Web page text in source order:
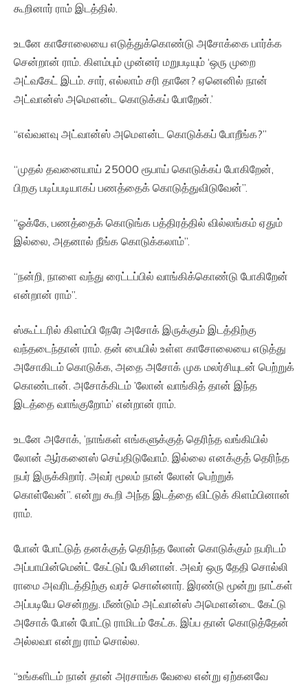
கூறினார் ராம் இடத்தில்.
உடனே காசோலையை எடுத்துக்கொண்டு அசோக்கை பார்க்க
சென்றான் ராம். கிளம்பும் முன்னர் மறுபடியும் ‘ஒரு முறை
அட்வகேட் இடம். சார், எல்லாம் சரி தானே? ஏனெனில் நான்
அட்வான்ஸ் அமௌன்ட கொடுக்கப் போறேன்.’
“எவ்வளவு அட்வான்ஸ் அமௌன்ட கொடுக்கப் போறீங்க?”
“முதல் தவனையாய் 25000 ரூபாய் கொடுக்கப் போகிறேன்,
பிறகு படிப்படியாகப் பணத்தைக் கொடுத்துவிடுவேன்”.
“ஓக்கே, பணத்தைக் கொடுங்க பத்திரத்தில் வில்லங்கம் ஏதும்
இல்லை, அதனால் நீங்க கொடுக்கலாம்”.
“நன்றி, நாளை வந்து ரைட்டப்பில் வாங்கிக்கொண்டு போகிறேன்
என்றான் ராம்”.
ஸ்கூட்டரில் கிளம்பி நேரே அசோக் இருக்கும் இடத்திற்கு
வந்தடைந்தான் ராம். தன் பையில் உள்ள காசோலையை எடுத்து
அசோகிடம் கொடுக்க, அதை அசோக் முக மலர்சியுடன் பெற்றுக்
கொண்டான். அசோக்கிடம் ’லோன் வாங்கித் தான் இந்த
இடத்தை வாங்குறோம்’ என்றான் ராம்.
உடனே அசோக், ’நாங்கள் எங்களுக்குத் தெரிந்த வங்கியில்
லோன் ஆர்கனைஸ் செய்திடுவோம். இல்லை எனக்குத் தெரிந்த
நபர் இருக்கிறார். அவர் மூலம் நான் லோன் பெற்றுக்
கொள்வேன்”. என்று கூறி அந்த இடத்தை விட்டுக் கிளம்பினான்
ராம்.
போன் போட்டுத் தனக்குத் தெரிந்த லோன் கொடுக்கும் நபரிடம்
அப்பாயின்மென்ட் கேட்டுப் பேசினான். அவர் ஒரு தேதி சொல்லி
ராமை அவரிடத்திற்கு வரச் சொன்னார். இரண்டு மூன்று நாட்கள்
அப்படியே சென்றது. மீண்டும் அட்வான்ஸ் அமௌன்டை கேட்டு
அசோக் போன் போட்டு ராமிடம் கேட்க. இப்ப தான் கொடுத்தேன்
அல்லவா என்று ராம் சொல்ல.
“உங்களிடம் நான் தான் அரசாங்க வேலை என்று ஏற்கனவே